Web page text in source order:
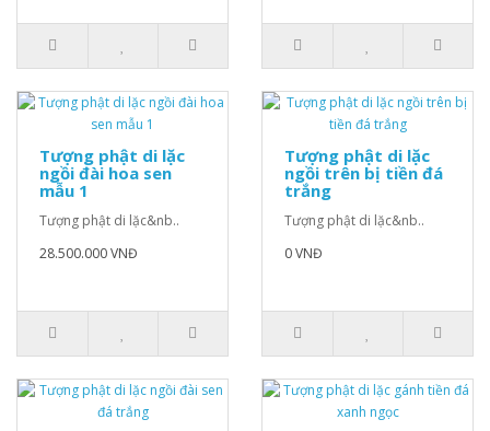
Tượng phật di lặc
ngồi đài hoa sen
mẫu 1
Tượng phật di lặc&nb..
28.500.000 VNĐ
Tượng phật di lặc
ngồi trên bị tiền đá
trắng
Tượng phật di lặc&nb..
0 VNĐ